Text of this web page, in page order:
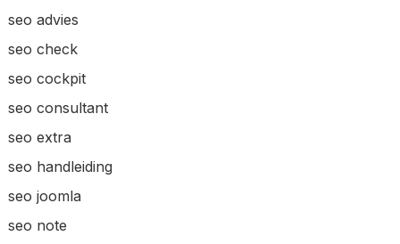
seo advies
seo check
seo cockpit
seo consultant
seo extra
seo handleiding
seo joomla
seo note